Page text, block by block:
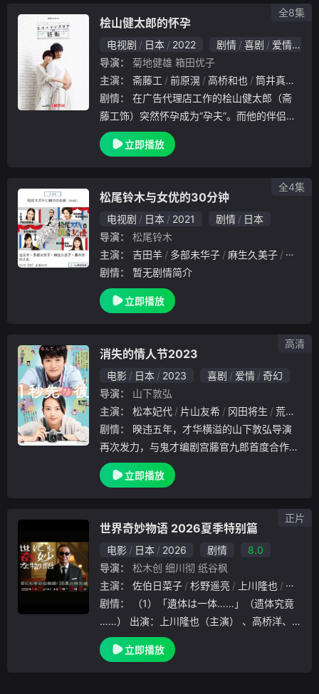
桧山健太郎的怀孕
电视剧 日本 2022 剧情 喜剧 爱情
导演：
菊地健雄 箱田优子
主演：
斋藤工 前原滉 高桥和也 筒井真理子
剧情：
藤工饰）突然怀孕成为“孕夫”。而他的伴侣濑
户亚季（上野树里饰）从没想过要当妈，两人
都有些不知所措。在对男性怀孕充满争议的社
立即播放
全8集
松尾铃木与女优的30分钟
电视剧 日本 2021 剧情
日本
导演：
松尾铃木
主演：
吉田羊 多部未华子 麻生久美子
黑木华
剧情：
暂无剧情简介
立即播放
全4集
消失的情人节2023
电影 日本 2023 喜剧 爱情
奇幻
导演：
山下敦弘
主演：
松本妃代 片山友希 冈田将生
荒川良良
剧情：
再次发力，与鬼才编剧宫藤官九郎首度合作，
携手冈田将生与清原果耶这对俊男靓女，将20
20年大热的中国台湾影片《消失的情人节》改
立即播放
高清
世界奇妙物语 2026夏季特别篇
电影 日本 2026 剧情
8.0
导演：
松木创 细川彻 纸谷枫
主演：
佐伯日菜子 杉野遥亮 上川隆也 趣里
剧情：
……） 出演：上川隆也（主演） 、高桥洋、
樋口幸平 等 剧情简介： 资深刑警·樱庭孝夫（
上川隆也 饰）前往独栋住宅调查，发现二楼
立即播放
正片